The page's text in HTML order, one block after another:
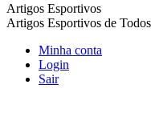
Artigos Esportivos
Artigos Esportivos de
Minha conta
Login
Sair